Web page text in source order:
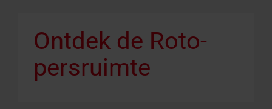
Ontdek de Roto-
persruimte